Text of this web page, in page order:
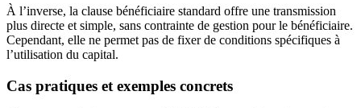
À l’inverse, la clause bénéficiaire standard offre une transmission
plus directe et simple, sans contrainte de gestion pour le bénéficiaire.
Cependant, elle ne permet pas de fixer de conditions spécifiques à
l’utilisation du capital.
Cas pratiques et exemples concrets